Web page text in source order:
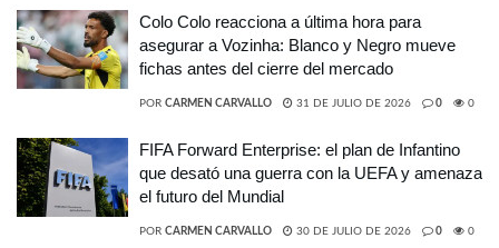
Colo Colo reacciona a última hora para
asegurar a Vozinha: Blanco y Negro mueve
fichas antes del cierre del mercado
POR CARMEN CARVALLO 31 DE JULIO DE 2026 0 0
FIFA Forward Enterprise: el plan de Infantino
que desató una guerra con la UEFA y amenaza
el futuro del Mundial
POR CARMEN CARVALLO 30 DE JULIO DE 2026 0 0